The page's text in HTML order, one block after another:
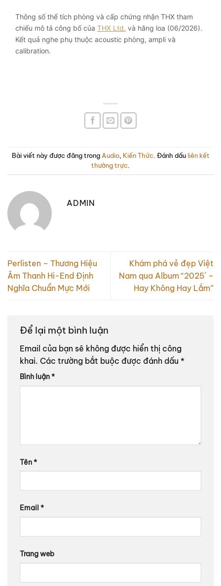
Thông số thể tích phòng và cấp chứng nhận THX tham
chiếu mô tả công bố của THX Ltd. và hãng loa (06/2026).
Kết quả nghe phụ thuộc acoustic phòng, ampli và
calibration.
Bài viết này được đăng trongAudio, Kiến Thức. Đánh dấu liên kết
thường trực.
ADMIN
Perlisten – Thương Hiệu
Âm Thanh Hi-End Định
Nghĩa Chuẩn Mực Mới
Khám phá vẻ đẹp Việt
Nam qua Album “2025´ –
Hay Không Hay Lắm”
Để lại một bình luận
Email của bạn sẽ không được hiển thị công
khai. Các trường bắt buộc được đánh dấu *
Bình luận*
Tên*
Email *
Trang web